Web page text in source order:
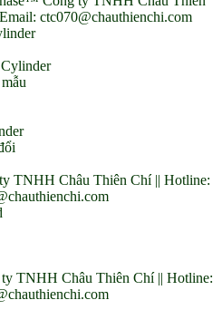
ctc070@chauthienchi.com
TNHH Châu Thiên Chí || Hotline:
ty TNHH Châu Thiên Chí || Hotline: